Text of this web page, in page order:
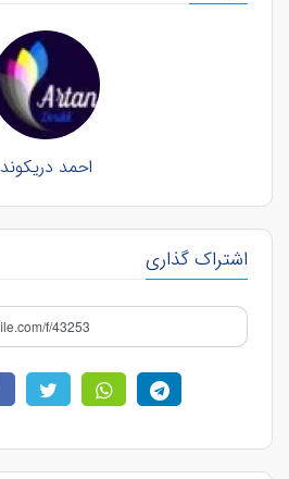
احمد دریکوند
اشتراک گذاری